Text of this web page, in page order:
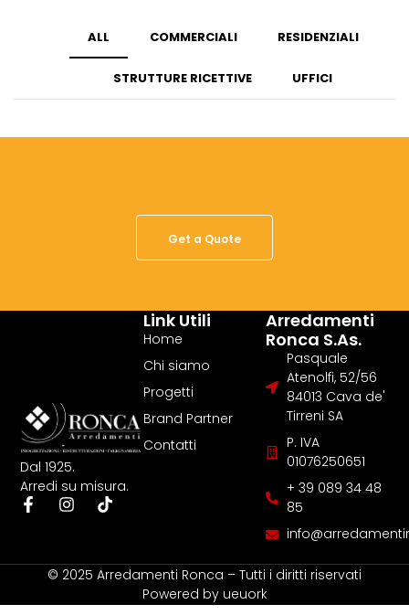
ALL COMMERCIALI RESIDENZIALI
STRUTTURE RICETTIVE UFFICI
Get a Quote
Dal 1925.
Arredi su misura.
Link Utili
Home
Chi siamo
Progetti
Brand Partner
Contatti
Arredamenti
Ronca S.as.
Pasquale
Atenolfi, 52/56
84013 Cava de'
Tirreni SA
P. IVA
01076250651
+ 39 089 34 48
85
© 2025 Arredamenti Ronca – Tutti i diritti riservati
Powered by ueuork